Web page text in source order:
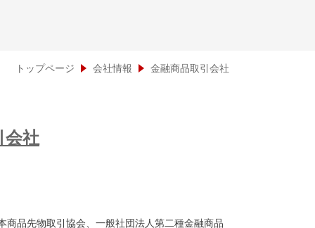
トップページ 会社情報 金融商品取引会社
会社
品先物取引協会、一般社団法人第二種金融商品